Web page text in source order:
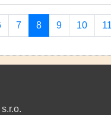
7 8(current)
9 10 11